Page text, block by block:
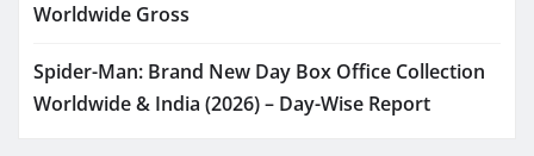
Worldwide Gross
Spider-Man: Brand New Day Box Office Collection
Worldwide & India (2026) – Day-Wise Report